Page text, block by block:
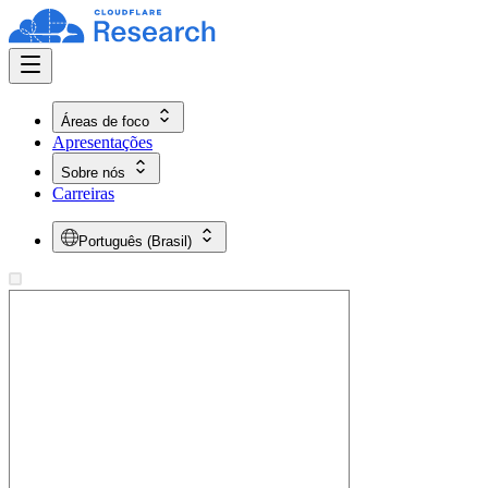
Áreas de foco
Apresentações
Sobre nós
Carreiras
Português (Brasil)